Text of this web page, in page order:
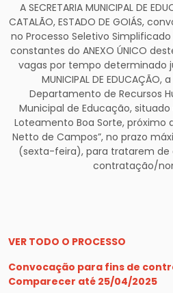
A SECRETARIA MUNICIPAL DE
CATALÃO, ESTADO DE GOIÁS,
no Processo Seletivo
constantes do ANEXO ÚNICO
vagas por tempo determinado
MUNICIPAL DE
Departamento de Recursos
Municipal de Educação, situado
Loteamento Boa Sorte, próximo
Netto de Campos”, no prazo
(sexta-feira), para tratarem de
contratação/
VER TODO O PROCESSO
Convocação para fins de
Comparecer até 25/04/2025